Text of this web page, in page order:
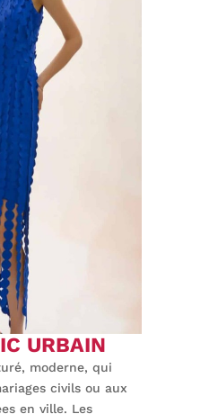
URBAIN
moderne, qui
civils ou aux
en ville. Les